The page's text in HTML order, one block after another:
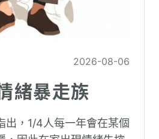
2026-08-06
緒暴走族
出，1/4人每一年會在某個